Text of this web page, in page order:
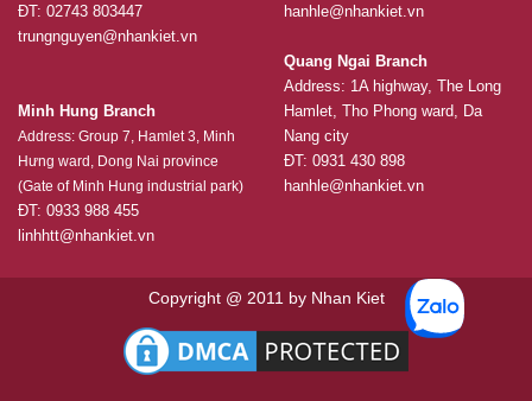
ĐT: 02743 803447
trungnguyen@nhankiet.vn
Minh Hung Branch
Address: Group 7, Hamlet 3, Minh
Hưng ward, Dong Nai province
(Gate of Minh Hung industrial park)
ĐT: 0933 988 455
linhhtt@nhankiet.vn
hanhle@nhankiet.vn
Quang Ngai Branch
Address: 1A highway, The Long
Hamlet, Tho Phong ward, Da
Nang city
ĐT: 0931 430 898
hanhle@nhankiet.vn
Copyright @ 2011 by Nhan Kiet